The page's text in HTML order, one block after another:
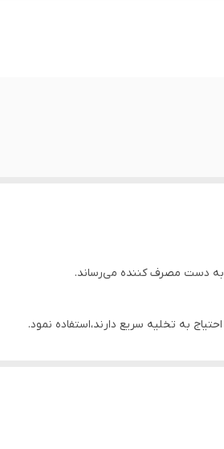
به دست مصرف کننده می‌رساند.
به تخلیه سریع دارند،استفاده نمود.
کرده اند.